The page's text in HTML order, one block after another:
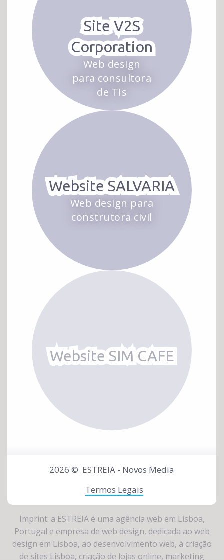
Site V2S
Corporation
Web design
para consultora
de TIs
Website SALVARIA
Web design para
construtora civil
Website SIM CAFE
2026 © ESTREIA - Novos Media
Termos Legais
Imprint: a ESTREIA é uma agência web em Lisboa,
Portugal e empresa de web design, dedicada ao web
design em Lisboa, ao desenvolvimento web, à criação
de sites Lisboa, criação de lojas online, marketing